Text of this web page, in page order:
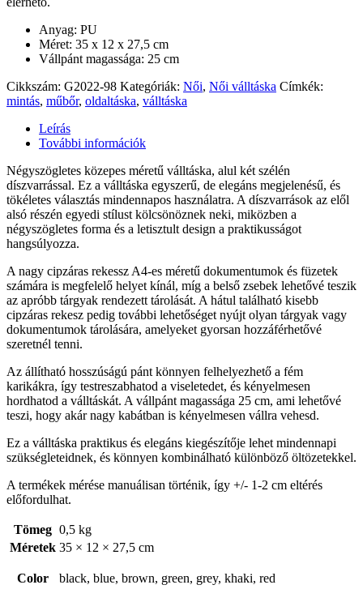
Anyag: PU
Méret: 35 x 12 x 27,5 cm
Vállpánt magassága: 25 cm
Cikkszám: G2022-98 Kategóriák: Női, Női válltáska Címkék:
mintás, műbőr, oldaltáska, válltáska
Leírás
További információk
Négyszögletes közepes méretű válltáska, alul két szélén
díszvarrással. Ez a válltáska egyszerű, de elegáns megjelenésű, és
tökéletes választás mindennapos használatra. A díszvarrások az elől
alsó részén egyedi stílust kölcsönöznek neki, miközben a
négyszögletes forma és a letisztult design a praktikusságot
hangsúlyozza.
A nagy cipzáras rekessz A4-es méretű dokumentumok és füzetek
számára is megfelelő helyet kínál, míg a belső zsebek lehetővé teszik
az apróbb tárgyak rendezett tárolását. A hátul található kisebb
cipzáras rekesz pedig további lehetőséget nyújt olyan tárgyak vagy
dokumentumok tárolására, amelyeket gyorsan hozzáférhetővé
szeretnél tenni.
Az állítható hosszúságú pánt könnyen felhelyezhető a fém
karikákra, így testreszabhatod a viseletedet, és kényelmesen
hordhatod a válltáskát. A vállpánt magassága 25 cm, ami lehetővé
teszi, hogy akár nagy kabátban is kényelmesen vállra vehesd.
Ez a válltáska praktikus és elegáns kiegészítője lehet mindennapi
szükségleteidnek, és könnyen kombinálható különböző öltözetekkel.
A termékek mérése manuálisan történik, így +/- 1-2 cm eltérés
előfordulhat.
Tömeg 0,5 kg
Méretek 35 × 12 × 27,5 cm
Color black, blue, brown, green, grey, khaki, red